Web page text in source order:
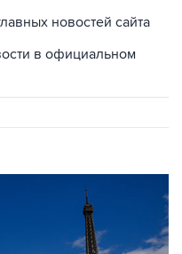
новостей сайта
в официальном